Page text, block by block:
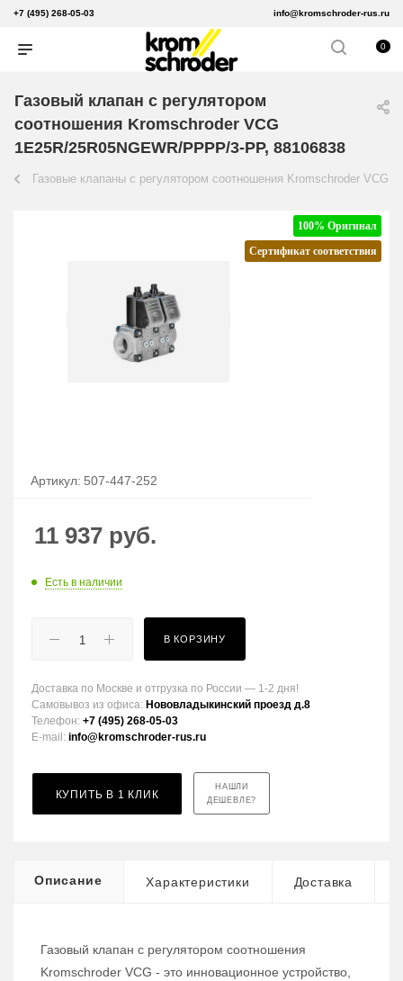
+7 (495) 268-05-03 info@kromschroder-rus.ru
0
Газовый клапан с регулятором
соотношения Kromschroder VCG
1E25R/25R05NGEWR/PPPP/3-PP, 88106838
Газовые клапаны с регулятором соотношения Kromschroder VCG
100% Оригинал
Сертификат соответствия
Артикул: 507-447-252
11 937 руб.
Есть в наличии
В КОРЗИНУ
Доставка по Москве и отгрузка по России — 1-2 дня!
Самовывоз из офиса: Нововладыкинский проезд д.8
Телефон: +7 (495) 268-05-03
E-mail: info@kromschroder-rus.ru
КУПИТЬ В 1 КЛИК
НАШЛИ
ДЕШЕВЛЕ?
Описание Характеристики Доставка
Газовый клапан с регулятором соотношения
Kromschroder VCG - это инновационное устройство,